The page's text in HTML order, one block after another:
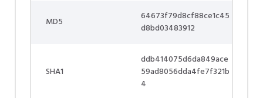
MD5
64673f79d8cf88ce1c45
d8bd03483912
SHA1
ddb414075d6da849ace
59ad8056dda4fe7f321b
4